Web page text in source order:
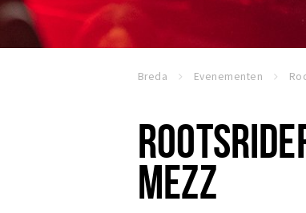
Breda Evenementen
MEZZ